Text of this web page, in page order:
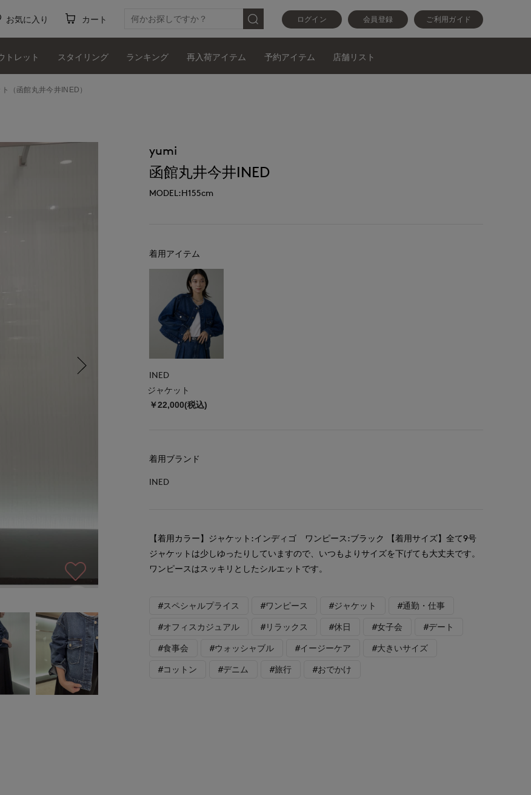
ログイン 会員登録 ご利用ガイド
お気に入り カート
トレット スタイリング ランキング 再入荷アイテム 予約アイテム 店舗リスト
（函館丸井今井INED）
yumi
函館丸井今井INED
MODEL:H155cm
着用アイテム
INED
ジャケット
￥22,000(税込)
着用ブランド
INED
【着用カラー】ジャケット:インディゴ ワンピース:ブラック 【着用サイズ】全て9号
ジャケットは少しゆったりしていますので、いつもよりサイズを下げても大丈夫です。
ワンピースはスッキリとしたシルエットです。
#スペシャルプライス #ワンピース #ジャケット #通勤・仕事
#オフィスカジュアル #リラックス #休日 #女子会 #デート
#食事会 #ウォッシャブル #イージーケア #大きいサイズ
#コットン #デニム #旅行 #おでかけ